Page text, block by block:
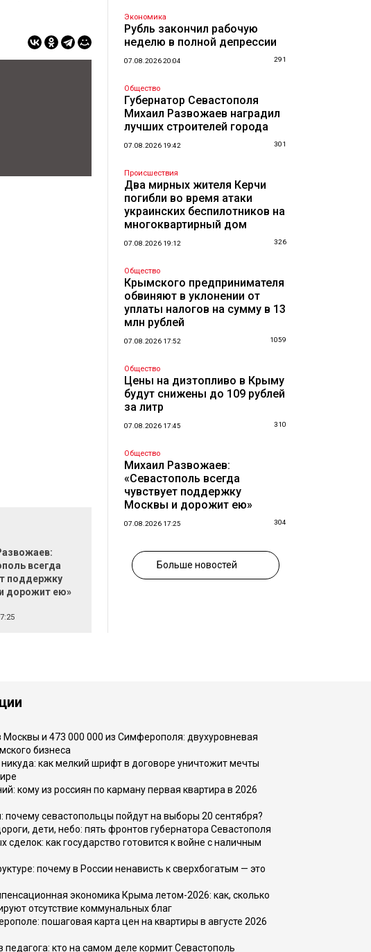
всегда
поддержку
дорожит ею»
Экономика
Рубль закончил рабочую
неделю в полной депрессии
07.08.2026 20:04 291
Общество
Губернатор Севастополя
Михаил Развожаев наградил
лучших строителей города
07.08.2026 19:42 301
Происшествия
Два мирных жителя Керчи
погибли во время атаки
украинских беспилотников на
многоквартирный дом
07.08.2026 19:12 326
Общество
Крымского предпринимателя
обвиняют в уклонении от
уплаты налогов на сумму в 13
млн рублей
07.08.2026 17:52 1059
Общество
Цены на дизтопливо в Крыму
будут снижены до 109 рублей
за литр
07.08.2026 17:45 310
Общество
Михаил Развожаев:
«Севастополь всегда
чувствует поддержку
Москвы и дорожит ею»
07.08.2026 17:25 304
Больше новостей
Москвы и 473 000 000 из Симферополя: двухуровневая
бизнеса
как мелкий шрифт в договоре уничтожит мечты
кому из россиян по карману первая квартира в 2026
почему севастопольцы пойдут на выборы 20 сентября?
дети, небо: пять фронтов губернатора Севастополя
сделок: как государство готовится к войне с наличным
почему в России ненависть к сверхбогатым — это
экономика Крыма летом-2026: как, сколько
отсутствие коммунальных благ
пошаговая карта цен на квартиры в августе 2026
педагога: кто на самом деле кормит Севастополь